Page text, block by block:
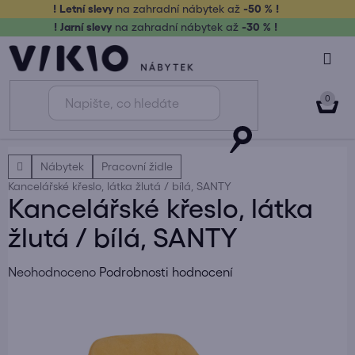
obsah
! Letní slevy na zahradní nábytek až-50 % !
! Jarní slevy na zahradní nábytek až -30 % !
DomůNábytek
Pracovní židle
Kancelářské křeslo, látka žlutá / bílá, SANTY
Kancelářské křeslo, látka
žlutá / bílá, SANTY
Průměrné
Neohodnoceno Podrobnosti hodnocení